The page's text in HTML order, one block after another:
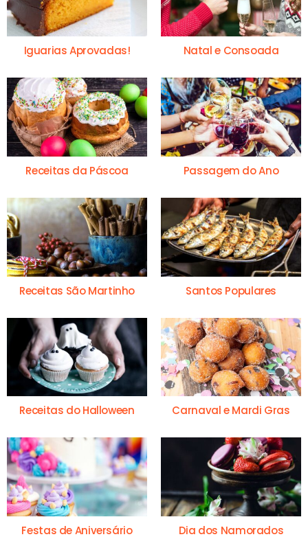
Iguarias Aprovadas! Natal e Consoada
Receitas da Páscoa Passagem do Ano
Receitas São Martinho Santos Populares
Receitas do Halloween Carnaval e Mardi Gras
Festas de Aniversário Dia dos Namorados